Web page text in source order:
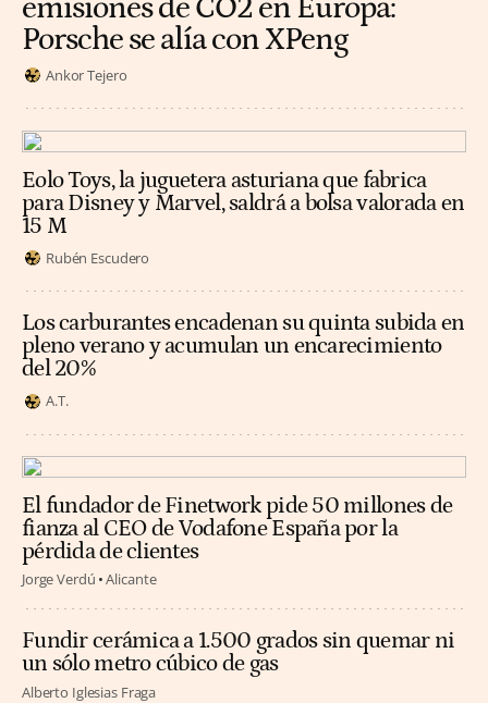
emisiones de CO2 en Europa:
Porsche se alía con XPeng
Ankor Tejero
Eolo Toys, la juguetera asturiana que fabrica
para Disney y Marvel, saldrá a bolsa valorada en
15 M
Rubén Escudero
Los carburantes encadenan su quinta subida en
pleno verano y acumulan un encarecimiento
del 20%
A.T.
El fundador de Finetwork pide 50 millones de
fianza al CEO de Vodafone España por la
pérdida de clientes
Jorge Verdú Alicante
Fundir cerámica a 1.500 grados sin quemar ni
un sólo metro cúbico de gas
Alberto Iglesias Fraga